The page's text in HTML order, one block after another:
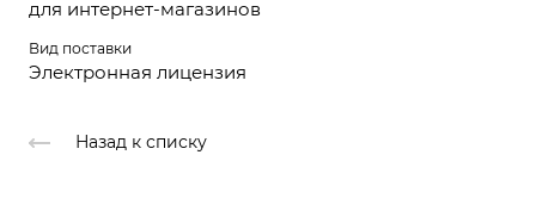
для интернет-магазинов
Вид поставки
Электронная лицензия
Назад к списку